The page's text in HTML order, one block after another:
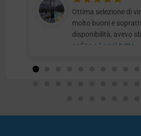
Ottima selezione di
molto buoni e
disponibilità, avevo
ordine e Leggi tutto